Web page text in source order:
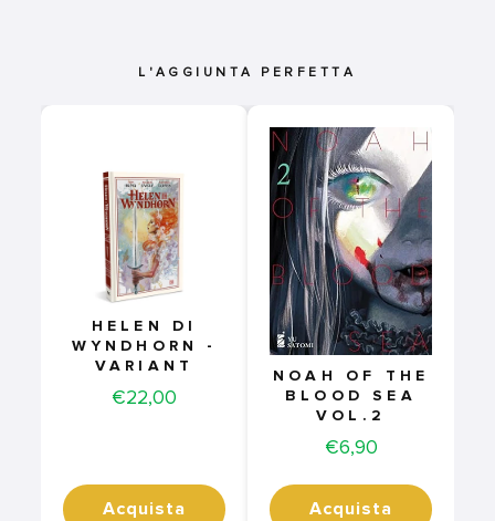
L'AGGIUNTA PERFETTA
HELEN DI
WYNDHORN -
VARIANT
Price
€22,00
Acquista
NOAH OF THE
BLOOD SEA
VOL.2
Price
€6,90
Acquista